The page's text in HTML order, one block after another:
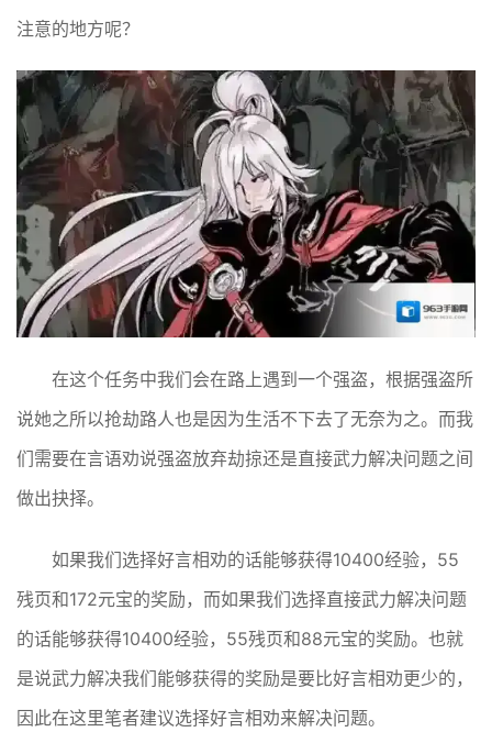
注意的地方呢？
在这个任务中我们会在路上遇到一个强盗，根据强盗所
说她之所以抢劫路人也是因为生活不下去了无奈为之。而我
们需要在言语劝说强盗放弃劫掠还是直接武力解决问题之间
做出抉择。
如果我们选择好言相劝的话能够获得10400经验，55
残页和172元宝的奖励，而如果我们选择直接武力解决问题
的话能够获得10400经验，55残页和88元宝的奖励。也就
是说武力解决我们能够获得的奖励是要比好言相劝更少的，
因此在这里笔者建议选择好言相劝来解决问题。